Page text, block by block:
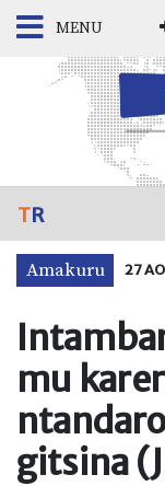
MENU
TR
Amakuru 27
mu
gitsina